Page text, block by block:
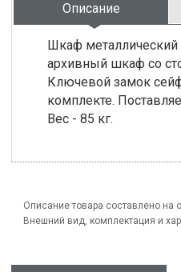
Описание
Шкаф
архивный шкаф со
Ключевой замок
комплекте.
Вес - 85 кг.
Описание товара составлено на
Внешний вид, комплектация и